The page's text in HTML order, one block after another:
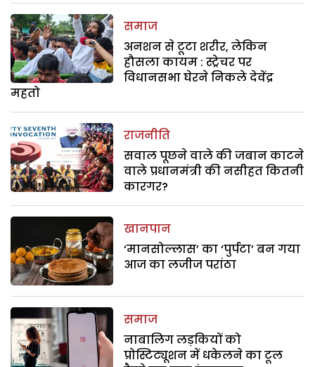
समाज
अनशन से टूटा शरीर, लेकिन
हौसला कायम : स्ट्रेचर पर
विधानसभा घेरने निकले देवेंद्र
महतो
राजनीति
सवाल पूछने वाले की जबान काटने
वाले प्रधानमंत्री की नसीहत कितनी
कारगर?
खानपान
‘मानसोल्लास’ का ‘पुर्पटा’ बन गया
आज का लजीज परांठा
समाज
नाबालिग लड़कियों को
प्रोस्टिट्यूशन में धकेलने का टूल